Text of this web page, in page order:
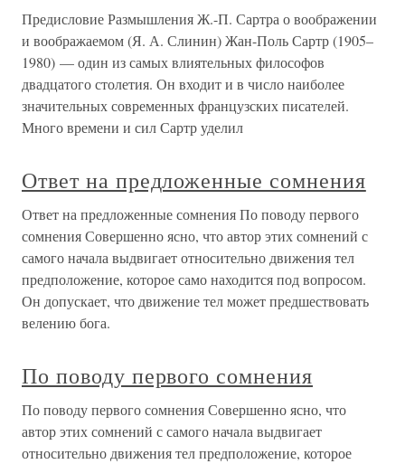
Предисловие Размышления Ж.-П. Сартра о воображении
и воображаемом (Я. А. Слинин) Жан-Поль Сартр (1905–
1980) — один из самых влиятельных философов
двадцатого столетия. Он входит и в число наиболее
значительных современных французских писателей.
Много времени и сил Сартр уделил
Ответ на предложенные сомнения
Ответ на предложенные сомнения По поводу первого
сомнения Совершенно ясно, что автор этих сомнений с
самого начала выдвигает относительно движения тел
предположение, которое само находится под вопросом.
Он допускает, что движение тел может предшествовать
велению бога.
По поводу первого сомнения
По поводу первого сомнения Совершенно ясно, что
автор этих сомнений с самого начала выдвигает
относительно движения тел предположение, которое